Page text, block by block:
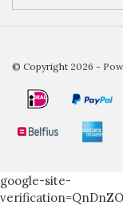
© Copyright 2026 -
google-site-